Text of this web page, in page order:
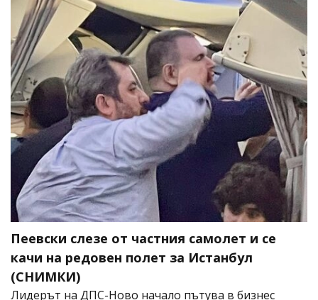
Пеевски слезе от частния самолет и се
качи на редовен полет за Истанбул
(СНИМКИ)
Лидерът на ДПС-Ново начало пътува в бизнес